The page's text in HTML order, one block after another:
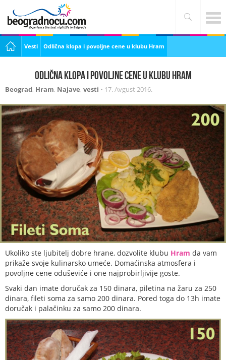
Vesti Odlična klopa i povoljne cene u klubu Hram
Odlična klopa i povoljne cene u klubu Hram
Beograd, Hram, Najave, vesti • 17. Avgust 2016.
Ukoliko ste ljubitelj dobre hrane, dozvolite klubu Hram da vam
prikaže svoje kulinarsko umeće. Domaćinska atmosfera i
povoljne cene oduševiće i one najprobirljivije goste.
Svaki dan imate doručak za 150 dinara, piletina na žaru za 250
dinara, fileti soma za samo 200 dinara. Pored toga do 13h imate
doručak i palačinku za samo 200 dinara.